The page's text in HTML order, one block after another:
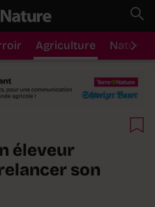
Agriculture Nature
éleveur
son